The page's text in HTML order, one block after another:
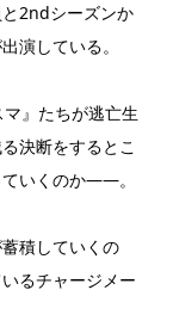
2ndシーズンか
演している。
』たちが逃亡生
決断をするとこ
いくのか――。
積していくの
るチャージメー